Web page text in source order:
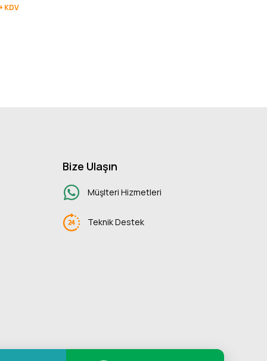
KDV
Bize Ulaşın
Müşlteri Hizmetleri
Teknik Destek